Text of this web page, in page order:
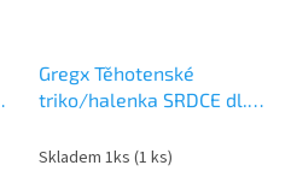
Gregx Těhotenské
triko/halenka SRDCE dl.
Skladem 1ks (1 ks)